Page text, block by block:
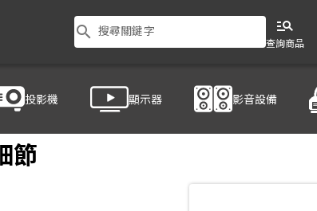
search 搜尋關鍵字 manage_search
查詢商品
投影機 顯示器 影音設備
備 / 喇叭 AXIOM SW1800A
節